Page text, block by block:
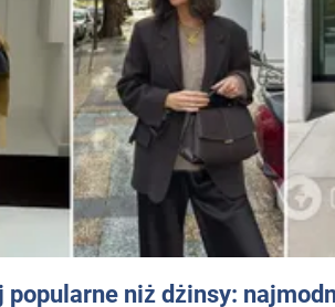
popularne niż dżinsy: